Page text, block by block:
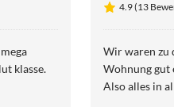
klasse.
4.9 (13
Wir waren zu
Wohnung gut
Also alles in